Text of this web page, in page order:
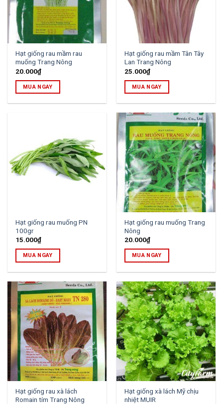
Hạt giống rau mầm rau
muống Trang Nông
20.000₫
MUA NGAY
Hạt giống rau mầm Tân Tây
Lan Trang Nông
25.000₫
MUA NGAY
Hạt giống rau muống PN
100gr
15.000₫
MUA NGAY
Hạt giống rau muống Trang
Nông
20.000₫
MUA NGAY
Hạt giống rau xà lách
Romain tím Trang Nông
Hạt giống xà lách Mỹ chịu
nhiệt MUIR